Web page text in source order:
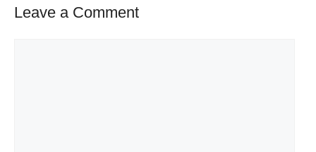
Leave a Comment